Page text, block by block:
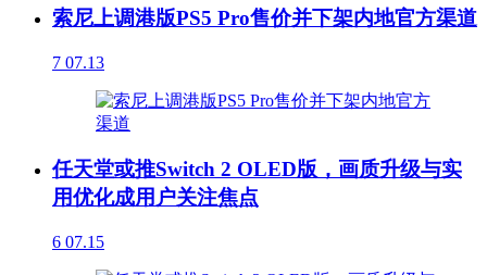
索尼上调港版PS5 Pro售价并下架内地官方渠道
7 07.13
任天堂或推Switch 2 OLED版，画质升级与实
用优化成用户关注焦点
6 07.15